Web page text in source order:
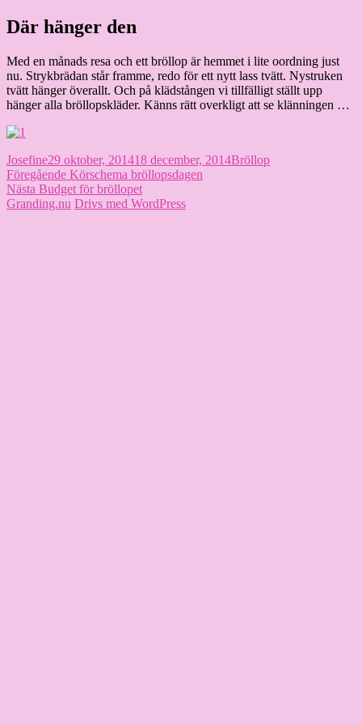
Hoppa
till
Granding.nu
Där hänger den
Med en månads resa och ett bröllop är hemmet i lite oordning just
nu. Strykbrädan står framme, redo för ett nytt lass tvätt. Nystruken
tvätt hänger överallt. Och på klädstången vi tillfälligt ställt upp
hänger alla bröllopskläder. Känns rätt overkligt att se klänningen …
Författare
JosefinePublicerat
den
29 oktober, 201418 december, 2014Kategorier
Bröllop
Inläggsnavigering
Föregående Föregående
inlägg:
Körschema bröllopsdagen
Nästa Nästa
inlägg:
Budget för bröllopet
Granding.nu Drivs med WordPress